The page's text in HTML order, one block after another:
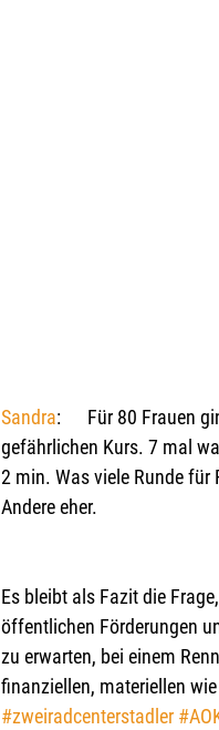
Sandra:      Für 80 Frauen
gefährlichen Kurs. 7 mal
2 min. Was viele Runde für
Andere eher.
Es bleibt als Fazit die
öffentlichen Förderungen
zu erwarten, bei einem
finanziellen, materiellen
#zweiradcenterstadler